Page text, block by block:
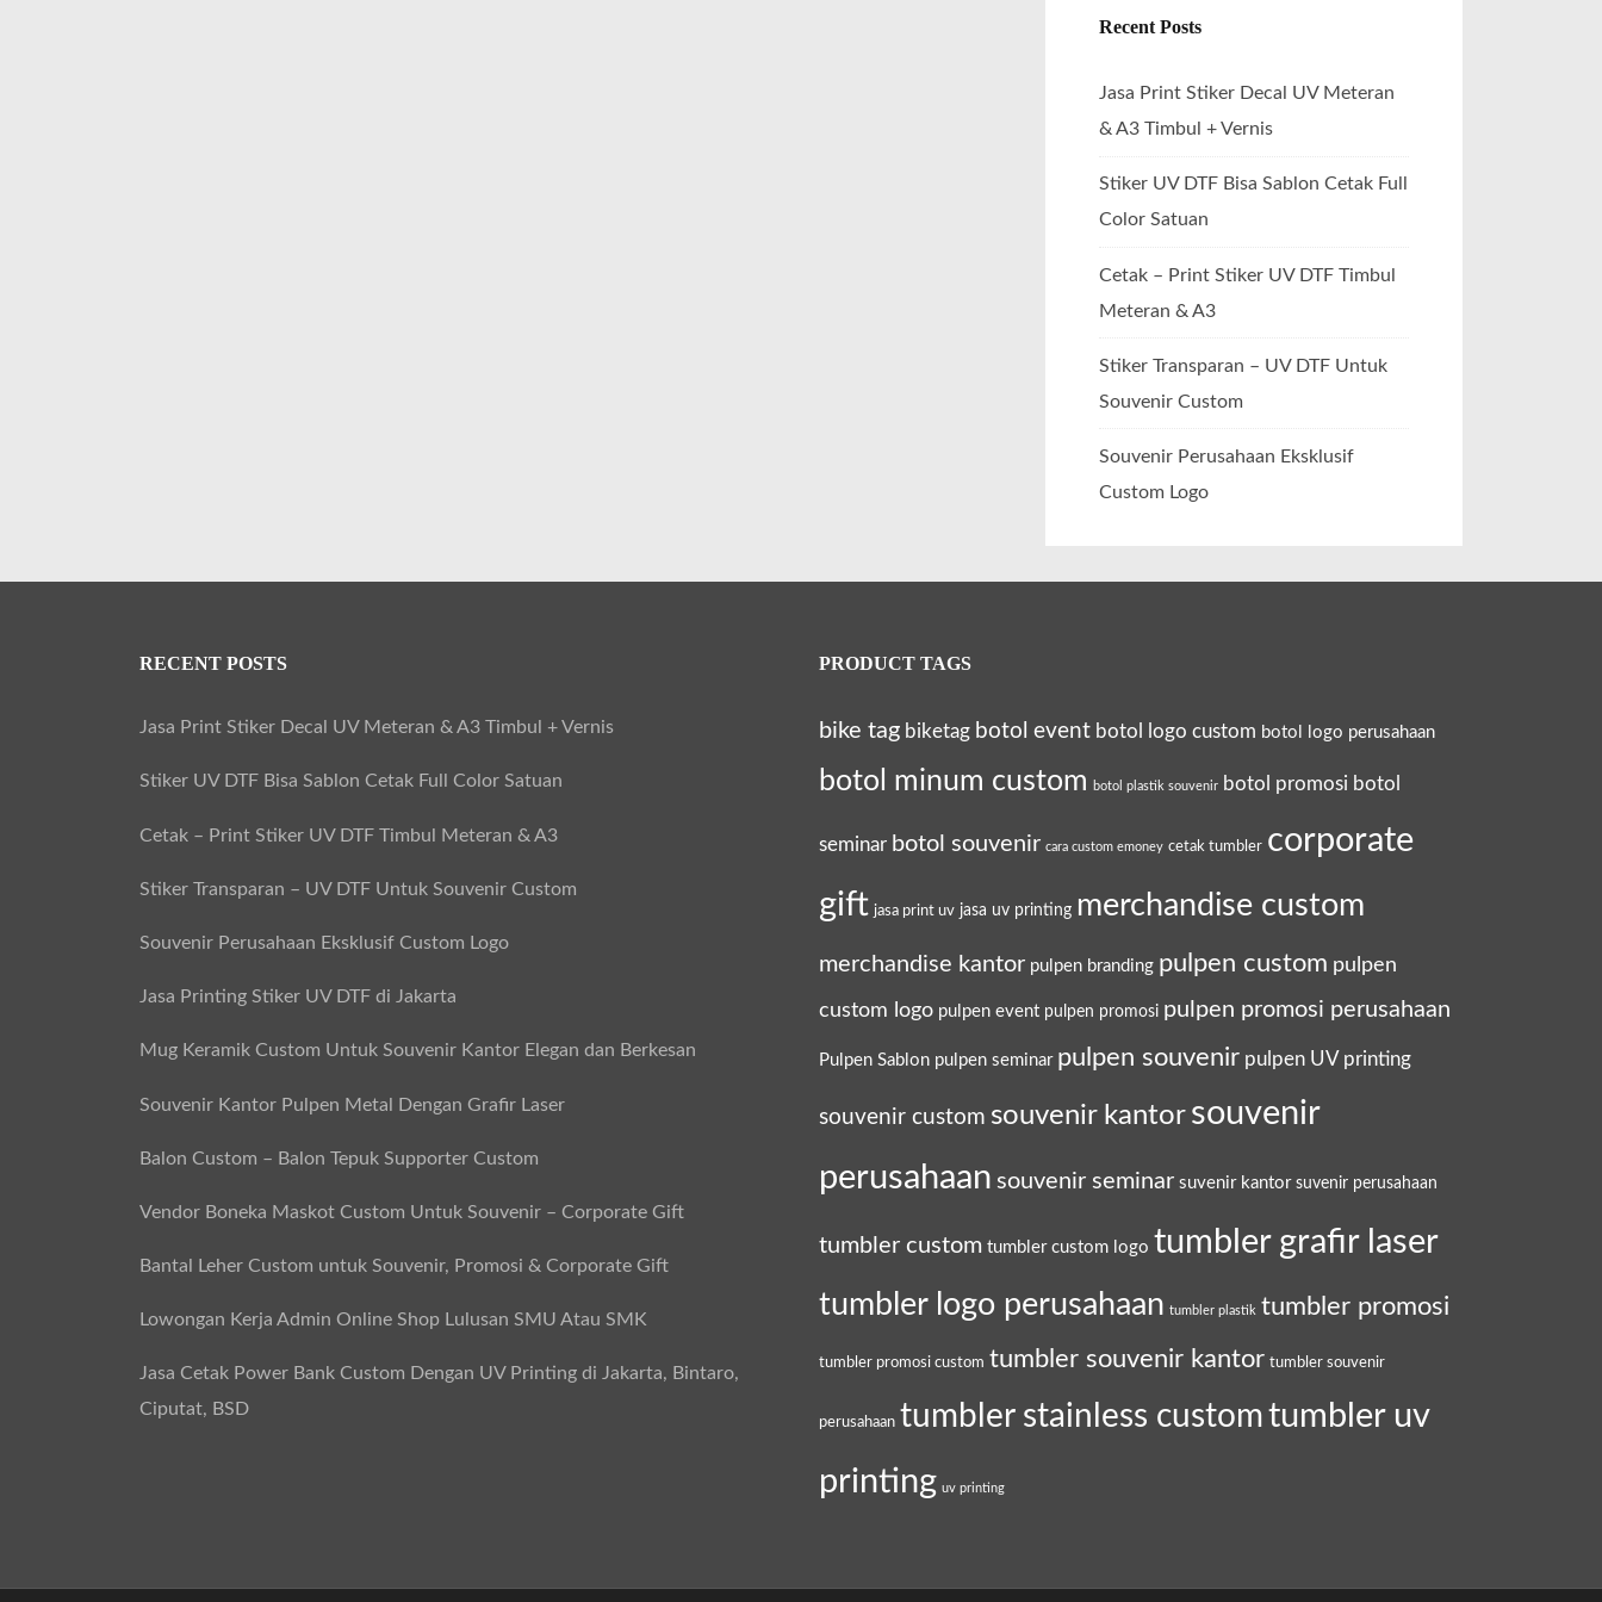
Recent Posts
Jasa Print Stiker Decal UV Meteran
& A3 Timbul + Vernis
Stiker UV DTF Bisa Sablon Cetak Full
Color Satuan
Cetak – Print Stiker UV DTF Timbul
Meteran & A3
Stiker Transparan – UV DTF Untuk
Souvenir Custom
Souvenir Perusahaan Eksklusif
Custom Logo
RECENT POSTS
Jasa Print Stiker Decal UV Meteran & A3 Timbul + Vernis
Stiker UV DTF Bisa Sablon Cetak Full Color Satuan
Cetak – Print Stiker UV DTF Timbul Meteran & A3
Stiker Transparan – UV DTF Untuk Souvenir Custom
Souvenir Perusahaan Eksklusif Custom Logo
Jasa Printing Stiker UV DTF di Jakarta
Mug Keramik Custom Untuk Souvenir Kantor Elegan dan Berkesan
Souvenir Kantor Pulpen Metal Dengan Grafir Laser
Balon Custom – Balon Tepuk Supporter Custom
Vendor Boneka Maskot Custom Untuk Souvenir – Corporate Gift
Bantal Leher Custom untuk Souvenir, Promosi & Corporate Gift
Lowongan Kerja Admin Online Shop Lulusan SMU Atau SMK
Jasa Cetak Power Bank Custom Dengan UV Printing di Jakarta, Bintaro,
Ciputat, BSD
PRODUCT TAGS
bike tag biketag botol event botol logo custom botol logo perusahaan
botol minum custom botol plastik souvenir botol promosi botol
seminar botol souvenir cara custom emoney cetak tumbler corporate
gift jasa print uv jasa uv printing merchandise custom
merchandise kantor pulpen branding pulpen custom pulpen
custom logo pulpen event pulpen promosi pulpen promosi perusahaan
Pulpen Sablon pulpen seminar pulpen souvenir pulpen UV printing
souvenir custom souvenir kantor souvenir
perusahaan souvenir seminar suvenir kantor suvenir perusahaan
tumbler custom tumbler custom logo tumbler grafir laser
tumbler logo perusahaan tumbler plastik tumbler promosi
tumbler promosi custom tumbler souvenir kantor tumbler souvenir
perusahaan tumbler stainless customtumbler uv
printing uv printing